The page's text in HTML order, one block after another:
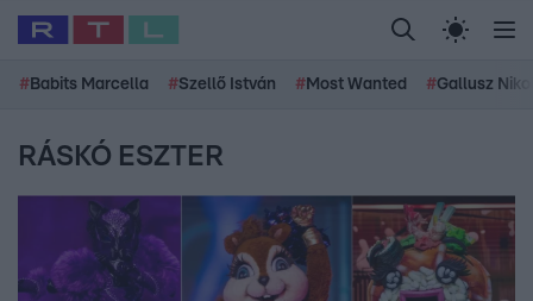
# Babits Marcella #Szellő István # Most Wanted #Gallusz
RÁSKÓ ESZTER